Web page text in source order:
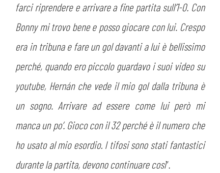
farci riprendere e arrivare a fine partita sull’1-0. Con
Bonny mi trovo bene e posso giocare con lui. Crespo
era in tribuna e fare un gol davanti a lui è bellissimo
perché, quando ero piccolo guardavo i suoi video su
youtube, Hernán che vede il mio gol dalla tribuna è
un sogno. Arrivare ad essere come lui però mi
manca un po’. Gioco con il 32 perché è il numero che
ho usato al mio esordio. I tifosi sono stati fantastici
durante la partita, devono continuare così”.